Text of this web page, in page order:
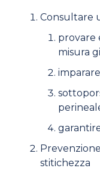
Consultare
provare
misura
stitichezza